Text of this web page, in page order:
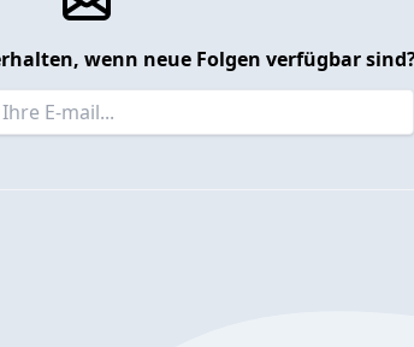
wenn neue Folgen verfügbar